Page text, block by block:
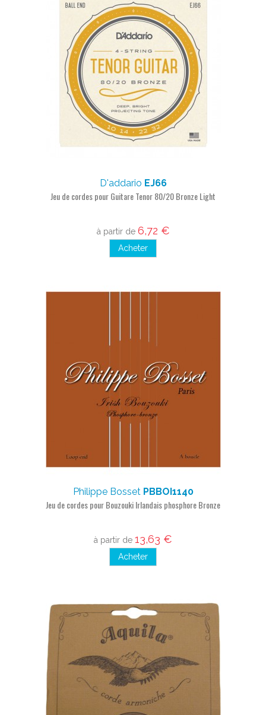
D'addario EJ66
Jeu de cordes pour Guitare Tenor 80/20 Bronze Light
à partir de 6,72 €
Acheter
Philippe Bosset PBBOI1140
Jeu de cordes pour Bouzouki Irlandais phosphore Bronze
à partir de 13,63 €
Acheter